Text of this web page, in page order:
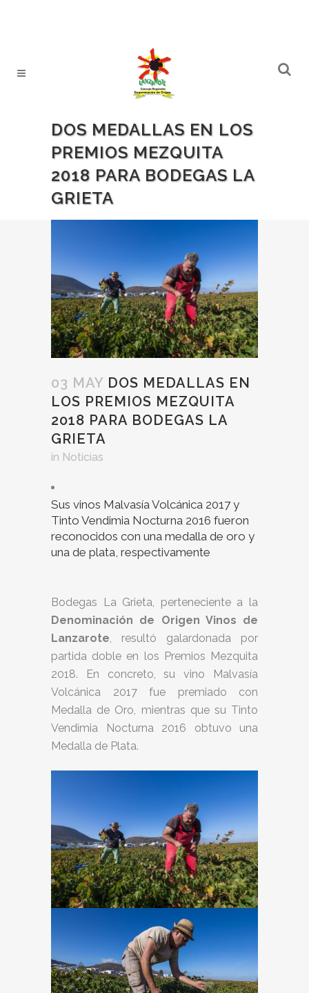
DOS MEDALLAS EN LOS
PREMIOS MEZQUITA
2018 PARA BODEGAS LA
GRIETA
03 MAY DOS MEDALLAS EN
LOS PREMIOS MEZQUITA
2018 PARA BODEGAS LA
GRIETA
in Noticias
Sus vinos Malvasía Volcánica 2017 y
Tinto Vendimia Nocturna 2016 fueron
reconocidos con una medalla de oro y
una de plata, respectivamente
Bodegas La Grieta, perteneciente a la
Denominación de Origen Vinos de
Lanzarote , resultó galardonada por
partida doble en los Premios Mezquita
2018. En concreto, su vino Malvasía
Volcánica 2017 fue premiado con
Medalla de Oro, mientras que su Tinto
Vendimia Nocturna 2016 obtuvo una
Medalla de Plata.